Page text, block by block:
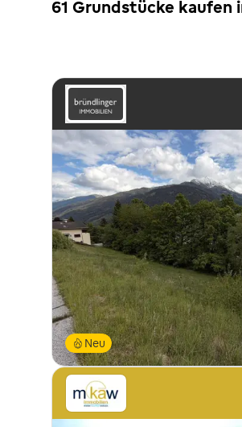
61 Grundstücke kaufen
Neu